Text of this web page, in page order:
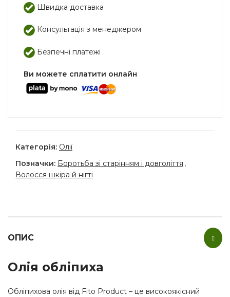
Швидка доставка
Консультація з менеджером
Безпечні платежі
Ви можете сплатити онлайн
Категорія: Олії
Позначки: Боротьба зі старінням і довголіття ,
Волосся шкіра й нігті
ОПИС
Олія обліпиха
Обліпихова олія від Fito Product – це високоякісний